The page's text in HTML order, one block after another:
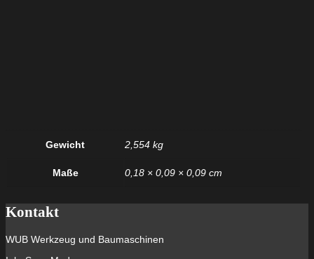
Gewicht 2,554 kg
Maße 0,18 × 0,09 × 0,09 cm
Kontakt
WUB Werkzeug und Baumaschinen